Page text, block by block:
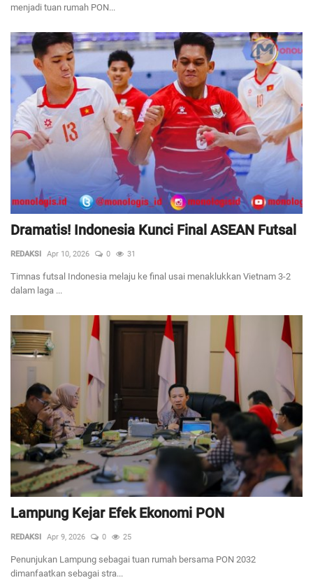
menjadi tuan rumah PON...
Dramatis! Indonesia Kunci Final ASEAN Futsal
REDAKSI Apr 10, 2026 0 31
Timnas futsal Indonesia melaju ke final usai menaklukkan Vietnam 3-2
dalam laga ...
Lampung Kejar Efek Ekonomi PON
REDAKSI Apr 9, 2026 0 25
Penunjukan Lampung sebagai tuan rumah bersama PON 2032
dimanfaatkan sebagai stra...